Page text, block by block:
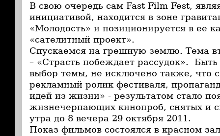
В свою очередь сам Fast Film Fest,
инициативой, находится в зоне
«Молодость» и позиционируется в ее
«сателитный проект».
Спускаемся на грешную землю. Тема
– «Страсть побеждает рассудок».
выбор темы, не исключено также, что
рекламный ролик фестиваля,
идей из жизни» - результатом стало
жизнечерпающих кинопроб, снятых и
утра до 8 вечера 29 октября 2011.
Показ фильмов состоялся в красном